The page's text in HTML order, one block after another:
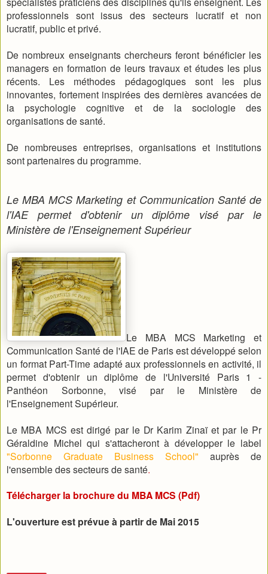
professionnels sont issus des secteurs lucratif et non
lucratif, public et privé.
De nombreux enseignants chercheurs feront bénéficier les
managers en formation de leurs travaux et études les plus
récents. Les méthodes pédagogiques sont les plus
innovantes, fortement inspirées des dernières avancées de
la psychologie cognitive et de la sociologie des
organisations de santé.
De nombreuses entreprises, organisations et institutions
sont partenaires du programme.
Le MBA MCS Marketing et Communication Santé de
l'IAE permet d'obtenir un diplôme visé par le
Ministère de l'Enseignement Supérieur
Le MBA MCS Marketing et
Communication Santé de l'IAE de Paris est développé selon
un format Part-Time adapté aux professionnels en activité, il
permet d'obtenir un diplôme de l'Université Paris 1 -
Panthéon Sorbonne, visé par le Ministère de
l'Enseignement Supérieur.
Le MBA MCS est dirigé par le Dr Karim Zinaï et par le Pr
Géraldine Michel qui s'attacheront à développer le label
"Sorbonne Graduate Business School" auprès de
l'ensemble des secteurs de santé.
Télécharger la brochure du MBA MCS (Pdf)
L'ouverture est prévue à partir de Mai 2015